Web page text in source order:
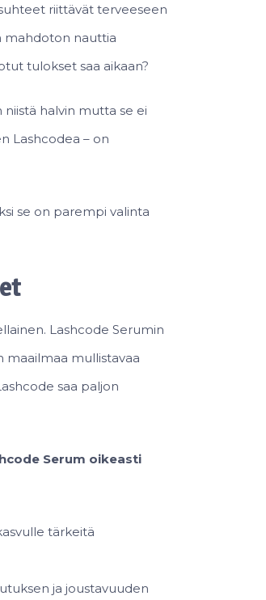
riittävät terveeseen
mahdoton nauttia
tulokset saa aikaan?
halvin mutta se ei
Lashcodea – on
se on parempi valinta
Lashcode Serumin
maailmaa mullistavaa
saa paljon
Serum oikeasti
tärkeitä
ja joustavuuden